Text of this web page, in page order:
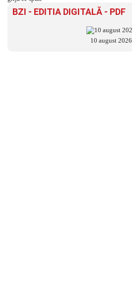
BZI - EDITIA DIGITALĂ - PDF
10 august 2026